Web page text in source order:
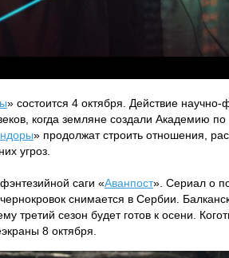
» состоится 4 октября. Действие научно-
когда земляне создали Академию по
» продолжат строить отношения,
угроз.
саги «Аванпост». Сериал о
снимается в Сербии.
третий сезон будет готов к осени.
8 октября.